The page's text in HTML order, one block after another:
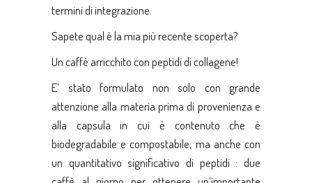
termini di integrazione.
Sapete qual è la mia più recente scoperta?
Un caffè arricchito con peptidi di collagene!
E’ stato formulato non solo con grande
attenzione alla materia prima di provenienza e
alla capsula in cui è contenuto che è
biodegradabile e compostabile, ma anche con
un quantitativo significativo di peptidi : due